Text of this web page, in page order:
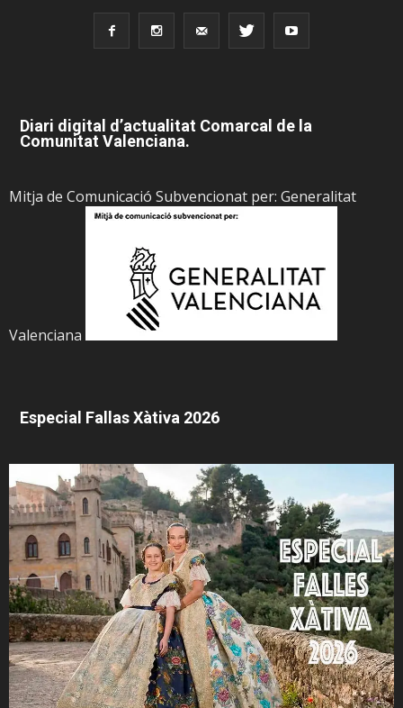
Diari digital d’actualitat Comarcal de la
Comunitat Valenciana.
Mitja de Comunicació Subvencionat per: Generalitat
Valenciana
Especial Fallas Xàtiva 2026